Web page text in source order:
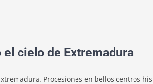
el cielo de Extremadura
Procesiones en bellos centros